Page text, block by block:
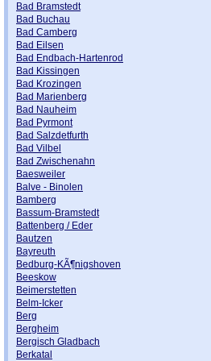
Bad Bramstedt
Bad Buchau
Bad Camberg
Bad Eilsen
Bad Endbach-Hartenrod
Bad Kissingen
Bad Krozingen
Bad Marienberg
Bad Nauheim
Bad Pyrmont
Bad Salzdetfurth
Bad Vilbel
Bad Zwischenahn
Baesweiler
Balve - Binolen
Bamberg
Bassum-Bramstedt
Battenberg / Eder
Bautzen
Bayreuth
Bedburg-KÃ¶nigshoven
Beeskow
Beimerstetten
Belm-Icker
Berg
Bergheim
Bergisch Gladbach
Berkatal